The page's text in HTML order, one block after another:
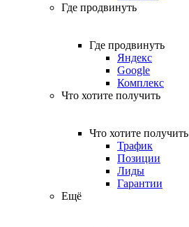
Где продвинуть
Где продвинуть
Яндекс
Google
Комплекс
Что хотите получить
Что хотите получить
Трафик
Позиции
Лиды
Гарантии
Ещё